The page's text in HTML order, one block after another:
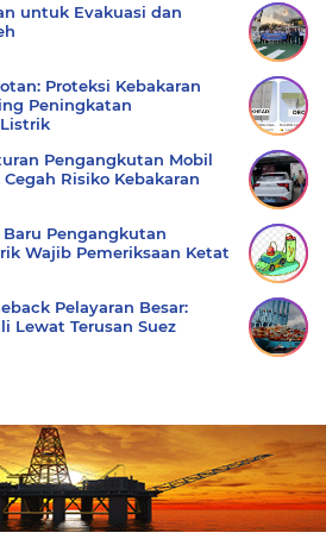
untuk Evakuasi dan
Proteksi Kebakaran
Peningkatan
Pengangkutan Mobil
Risiko Kebakaran
Pengangkutan
Wajib Pemeriksaan Ketat
Pelayaran Besar:
Lewat Terusan Suez